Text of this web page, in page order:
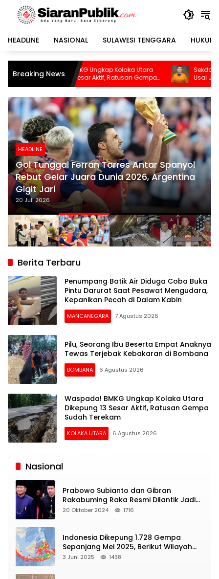
Langsung
konten
HEADLINE
NASIONAL SULAWESI TENGGARA HUKUM
Breaking News
Kolaka Utara
Aktif, Ratusan Gempa
Sekda Konawe Selatan Dinonaktifkan
Usai Jadi Tersangka
HEADLINE
Gol Tunggal Ferran Torres Antar Spanyol
Rebut Gelar Juara Dunia 2026, Argentina
Gigit Jari
20 Juli 2026
Berita Terbaru
Penumpang Batik Air Diduga Coba Buka
Pintu Darurat Saat Pesawat Mengudara,
Kepanikan Pecah di Dalam Kabin
MANCANEGARA 7 Agustus 2026
Pilu, Seorang Ibu Beserta Empat Anaknya
Tewas Terjebak Kebakaran di Bombana
BOMBANA 6 Agustus 2026
Waspada! BMKG Ungkap Kolaka Utara
Dikepung 13 Sesar Aktif, Ratusan Gempa
Sudah Terekam
KOLAKA UTARA 6 Agustus 2026
Siaran
Nasional
Prabowo Subianto dan Gibran
Rakabuming Raka Resmi Dilantik Jadi
Presiden dan Wapres RI
20 Oktober 2024 1716
Indonesia Dikepung 1.728 Gempa
Sepanjang Mei 2025, Berikut Wilayah
Yang Intens Diguncang!
3 Juni 2025 1438